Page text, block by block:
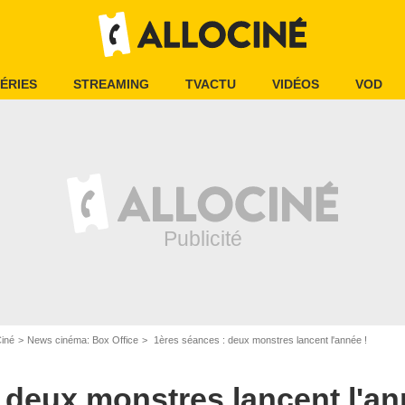
STREAMING TVACTU VIDÉOS VOD
News cinéma: Box Office 1ères séances : deux monstres lancent l'année !